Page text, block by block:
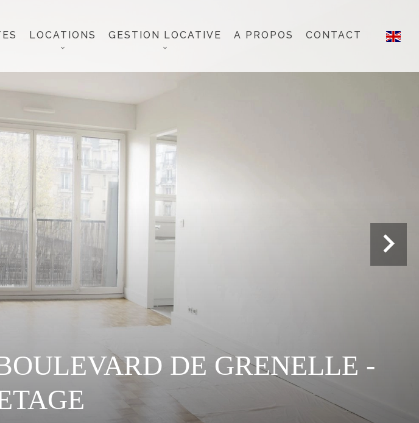
LOCATIONS GESTION LOCATIVE A PROPOS CONTACT
DE GRENELLE -